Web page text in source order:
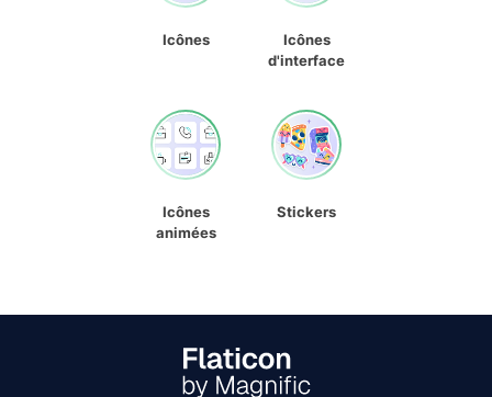
Icônes
Icônes
d'interface
Icônes
animées
Stickers